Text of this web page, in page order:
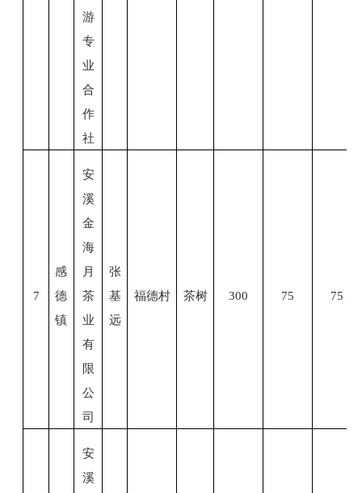
游
专
业
合
作
社
7
感
德
镇
安
溪
金
海
月
茶
业
有
限
公
司
张
基
远
福德村 茶树 300 75 75
安
溪